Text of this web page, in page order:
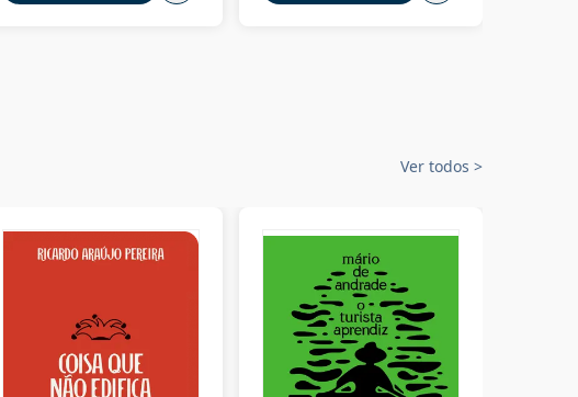
Ver todos >